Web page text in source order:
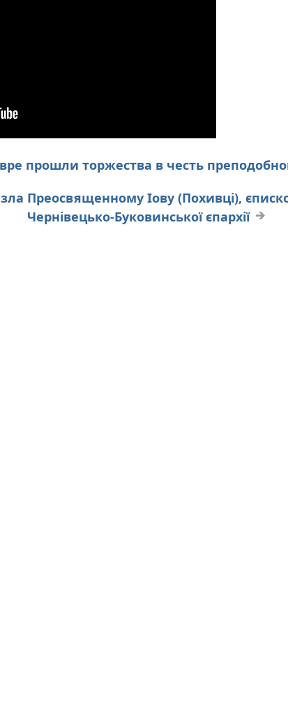
прошли торжества в честь
Преосвященному Іову (Похивці),
Чернівецько-Буковинської єпархії